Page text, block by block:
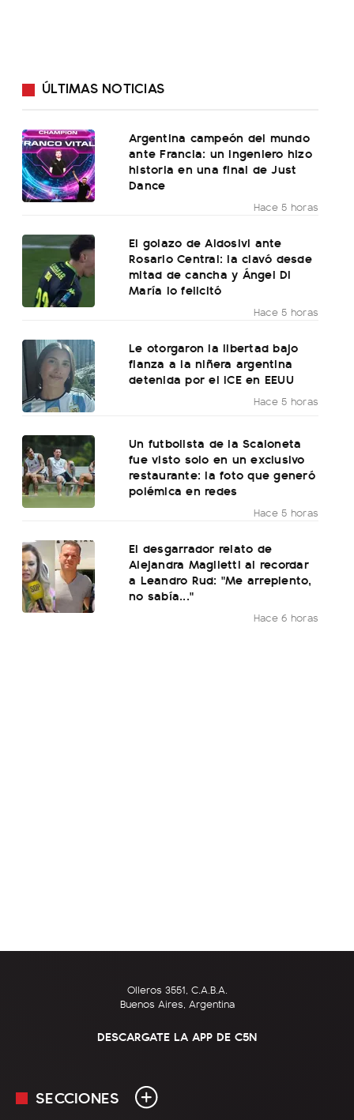
ÚLTIMAS NOTICIAS
Argentina campeón del mundo
ante Francia: un ingeniero hizo
historia en una final de Just
Dance
Hace 5 horas
El golazo de Aldosivi ante
Rosario Central: la clavó desde
mitad de cancha y Ángel Di
María lo felicitó
Hace 5 horas
Le otorgaron la libertad bajo
fianza a la niñera argentina
detenida por el ICE en EEUU
Hace 5 horas
Un futbolista de la Scaloneta
fue visto solo en un exclusivo
restaurante: la foto que generó
polémica en redes
Hace 5 horas
El desgarrador relato de
Alejandra Maglietti al recordar
a Leandro Rud: "Me arrepiento,
no sabía..."
Hace 6 horas
Olleros 3551, C.A.B.A.
Buenos Aires, Argentina
DESCARGATE LA APP DE C5N
SECCIONES